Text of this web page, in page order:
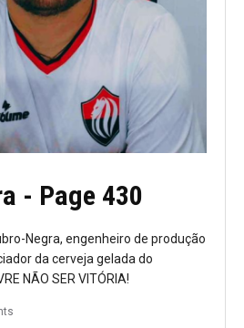
- Page 430
Negra, engenheiro de produção
da cerveja gelada do
NÃO SER VITÓRIA!